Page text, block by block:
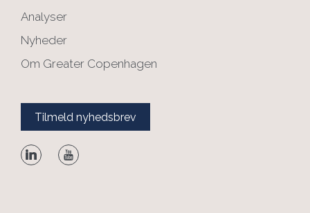
Analyser
Nyheder
Om Greater Copenhagen
Tilmeld nyhedsbrev